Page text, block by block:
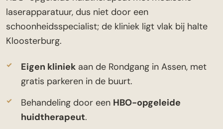
laserapparatuur, dus niet door een
schoonheidsspecialist; de kliniek ligt vlak bij halte
Kloosterburg.
Eigen kliniek aan de Rondgang in Assen, met
gratis parkeren in de buurt.
Behandeling door een HBO-opgeleide
huidtherapeut.